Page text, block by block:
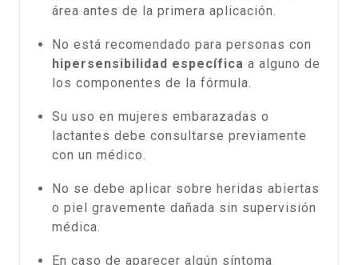
área antes de la primera aplicación.
No está recomendado para personas con
hipersensibilidad específica a alguno de
los componentes de la fórmula.
Su uso en mujeres embarazadas o
lactantes debe consultarse previamente
con un médico.
No se debe aplicar sobre heridas abiertas
o piel gravemente dañada sin supervisión
médica.
En caso de aparecer algún síntoma